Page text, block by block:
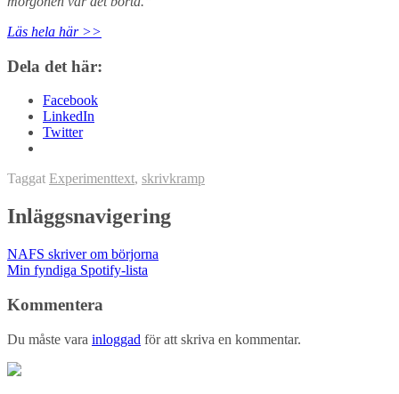
Läs hela här >>
Dela det här:
Facebook
LinkedIn
Twitter
Taggat Experimenttext, skrivkramp
Inläggsnavigering
NAFS skriver om börjorna
Min fyndiga Spotify-lista
Kommentera
Du måste vara inloggad för att skriva en kommentar.